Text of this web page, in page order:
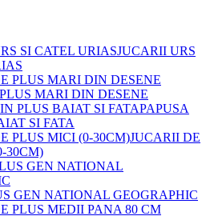
JUCARII URS
MARI DIN DESENE
PAPUSA
SI FATA
JUCARII DE
30CM)
GEN NATIONAL GEOGRAPHIC